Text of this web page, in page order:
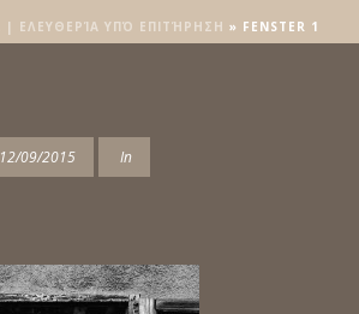
| ΕΛΕΥΘΕΡΊΑ ΥΠΌ ΕΠΙΤΉΡΗΣΗ » FENSTER 1
12/09/2015 In